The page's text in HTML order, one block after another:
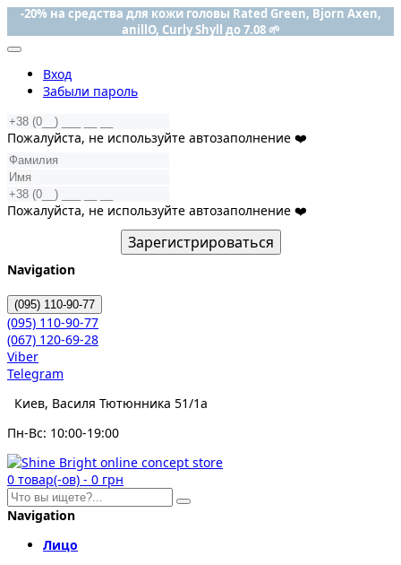
-20% на средства для кожи головы Rated Green, Bjorn Axen,
anillO, Curly Shyll до 7.08 🌱
Вход
Забыли пароль
Пожалуйста, не используйте автозаполнение ❤️
Пожалуйста, не используйте автозаполнение ❤️
Зарегистрироваться
Navigation
(095) 110-90-77
(095) 110-90-77
(067) 120-69-28
Viber
Telegram
Киев, Василя Тютюнника 51/1а
Пн-Вс: 10:00-19:00
0 товар(-ов) - 0 грн
Navigation
Лицо